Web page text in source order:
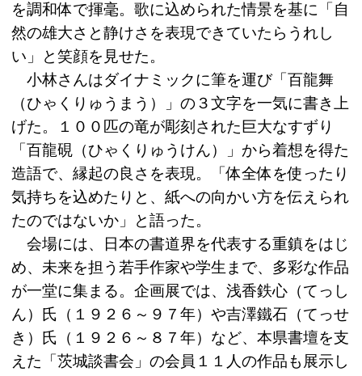
を調和体で揮毫。歌に込められた情景を基に「自
然の雄大さと静けさを表現できていたらうれし
い」と笑顔を見せた。
小林さんはダイナミックに筆を運び「百龍舞
（ひゃくりゅうまう）」の３文字を一気に書き上
げた。１００匹の竜が彫刻された巨大なすずり
「百龍硯（ひゃくりゅうけん）」から着想を得た
造語で、縁起の良さを表現。「体全体を使ったり
気持ちを込めたりと、紙への向かい方を伝えられ
たのではないか」と語った。
会場には、日本の書道界を代表する重鎮をはじ
め、未来を担う若手作家や学生まで、多彩な作品
が一堂に集まる。企画展では、浅香鉄心（てっし
ん）氏（１９２６～９７年）や吉澤鐵石（てっせ
き）氏（１９２６～８７年）など、本県書壇を支
えた「茨城談書会」の会員１１人の作品も展示し